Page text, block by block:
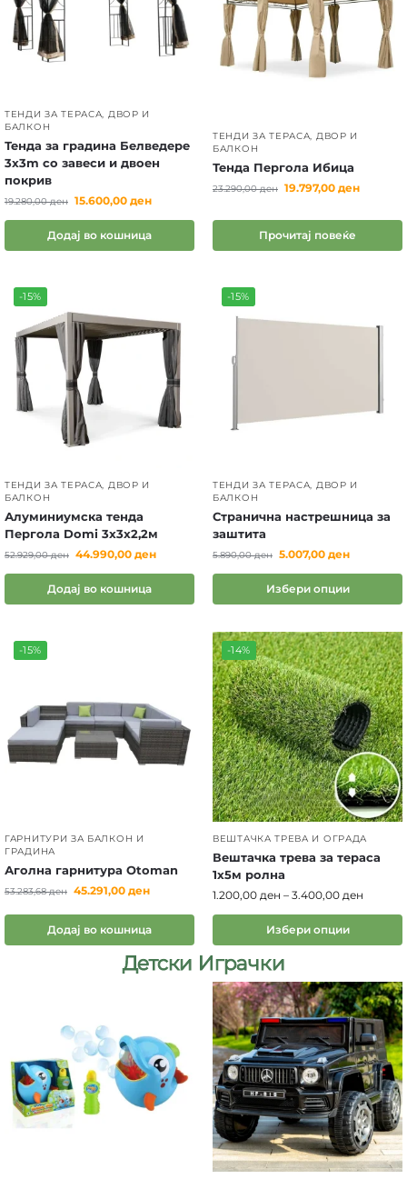
ТЕНДИ ЗА ТЕРАСА, ДВОР И
БАЛКОН
Тенда за градина Белведере
3x3m со завеси и двоен
покрив
19.280,00ден 15.600,00 ден
Додај во кошница
ТЕНДИ ЗА ТЕРАСА, ДВОР И
БАЛКОН
Тенда Пергола Ибица
23.290,00ден 19.797,00 ден
Прочитај повеќе
-15%
ТЕНДИ ЗА ТЕРАСА, ДВОР И
БАЛКОН
Алуминиумска тенда
Пергола Domi 3x3x2,2м
52.929,00ден 44.990,00 ден
Додај во кошница
-15%
ТЕНДИ ЗА ТЕРАСА, ДВОР И
БАЛКОН
Странична настрешница за
заштита
5.890,00ден 5.007,00 ден
Избери опции
-15%
ГАРНИТУРИ ЗА БАЛКОН И
ГРАДИНА
Аголна гарнитура Otoman
53.283,68ден 45.291,00 ден
Додај во кошница
-14%
ВЕШТАЧКА ТРЕВА И ОГРАДА
Вештачка трева за тераса
1х5м ролна
1.200,00 ден – 3.400,00 ден
Избери опции
Детски Играчки